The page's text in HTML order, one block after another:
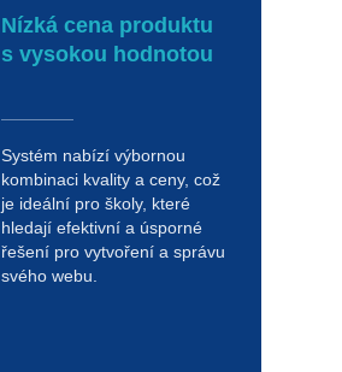
Nízká cena produktu
s vysokou hodnotou
Systém nabízí výbornou
kombinaci kvality a ceny, což
je ideální pro školy, které
hledají efektivní a úsporné
řešení pro vytvoření a správu
svého webu.